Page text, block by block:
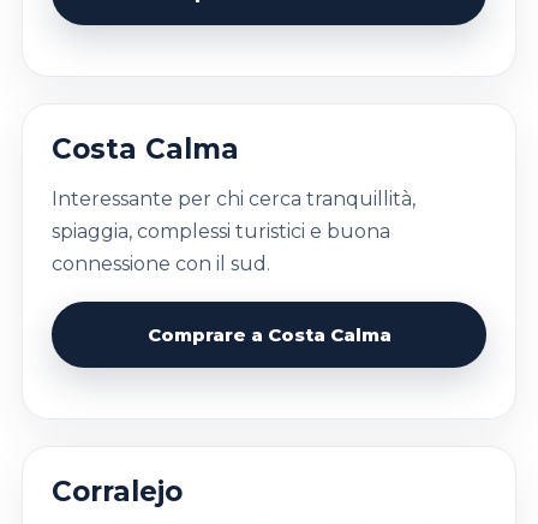
Costa Calma
Interessante per chi cerca tranquillità,
spiaggia, complessi turistici e buona
connessione con il sud.
Comprare a Costa Calma
Corralejo